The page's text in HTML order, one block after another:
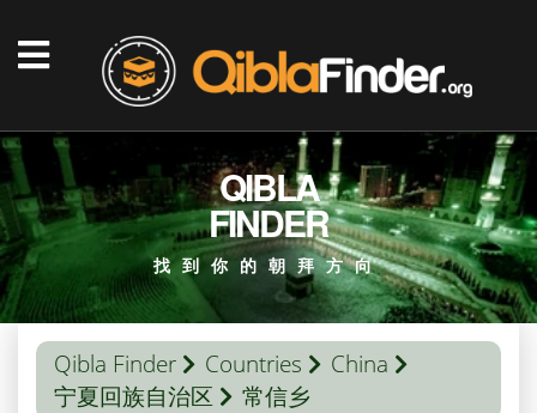
QIBLA
FINDER
找到你的朝拜方向
Qibla Finder Countries
China
宁夏回族自治区
常信乡